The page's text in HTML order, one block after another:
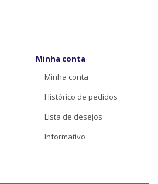
Minha conta
Minha conta
Histórico de pedidos
Lista de desejos
Informativo